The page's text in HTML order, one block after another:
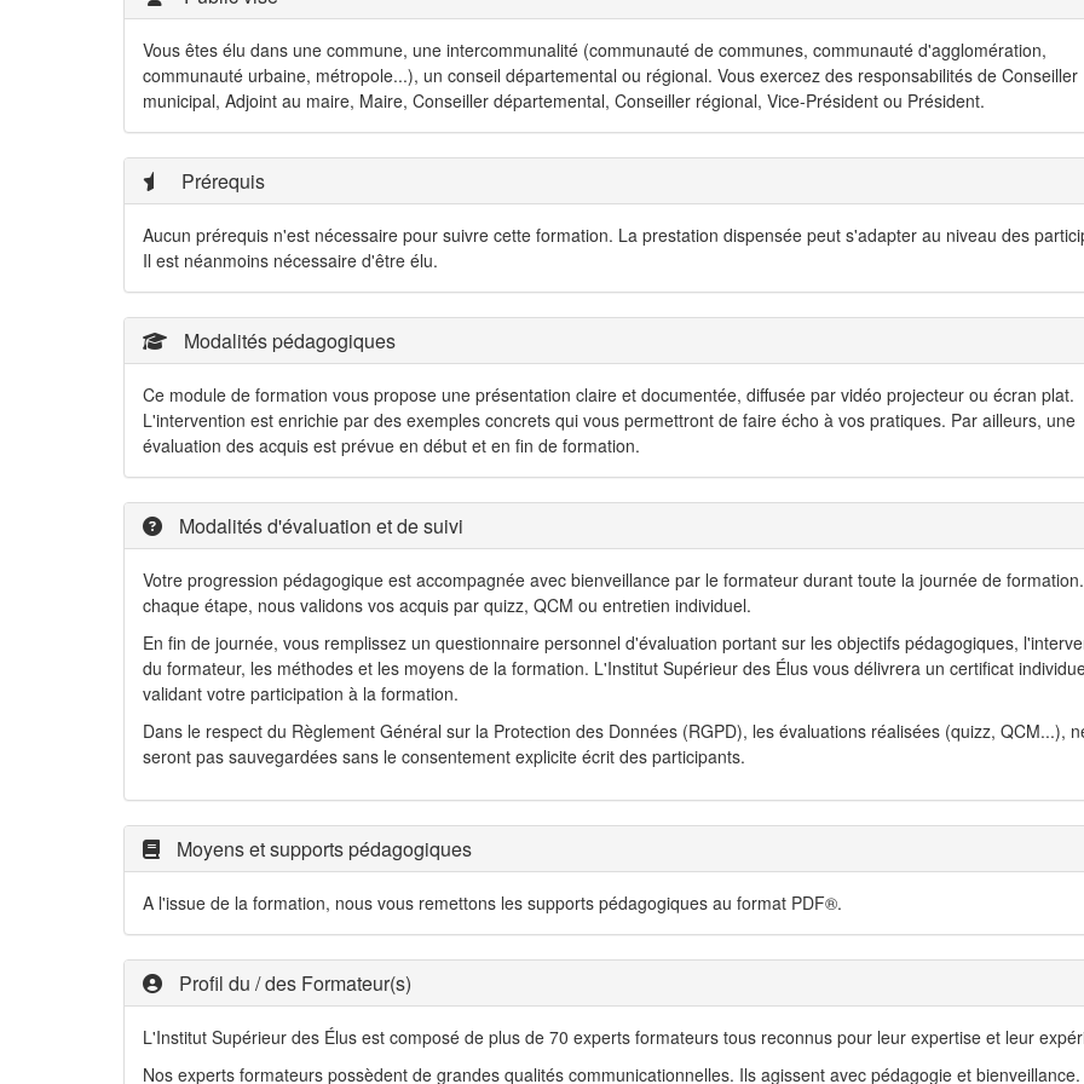
Vous êtes élu dans une commune, une intercommunalité (communauté de communes, communauté d'agglomération,
communauté urbaine, métropole...), un conseil départemental ou régional. Vous exercez des responsabilités de Conseiller
municipal, Adjoint au maire, Maire, Conseiller départemental, Conseiller régional, Vice-Président ou Président.
Prérequis
Aucun prérequis n'est nécessaire pour suivre cette formation. La prestation dispensée peut s'adapter au niveau des
Il est néanmoins nécessaire d'être élu.
Modalités pédagogiques
Ce module de formation vous propose une présentation claire et documentée, diffusée par vidéo projecteur ou écran plat.
L'intervention est enrichie par des exemples concrets qui vous permettront de faire écho à vos pratiques. Par ailleurs, une
évaluation des acquis est prévue en début et en fin de formation.
Modalités d'évaluation et de suivi
Votre progression pédagogique est accompagnée avec bienveillance par le formateur durant toute la journée de
chaque étape, nous validons vos acquis par quizz, QCM ou entretien individuel.
En fin de journée, vous remplissez un questionnaire personnel d'évaluation portant sur les objectifs pédagogiques,
du formateur, les méthodes et les moyens de la formation. L'Institut Supérieur des Élus vous délivrera un certificat
validant votre participation à la formation.
Dans le respect du Règlement Général sur la Protection des Données (RGPD), les évaluations réalisées (quizz, QCM...),
seront pas sauvegardées sans le consentement explicite écrit des participants.
Moyens et supports pédagogiques
A l'issue de la formation, nous vous remettons les supports pédagogiques au format PDF®.
Profil du / des Formateur(s)
L'Institut Supérieur des Élus est composé de plus de 70 experts formateurs tous reconnus pour leur expertise et leur
Nos experts formateurs possèdent de grandes qualités communicationnelles. Ils agissent avec pédagogie et